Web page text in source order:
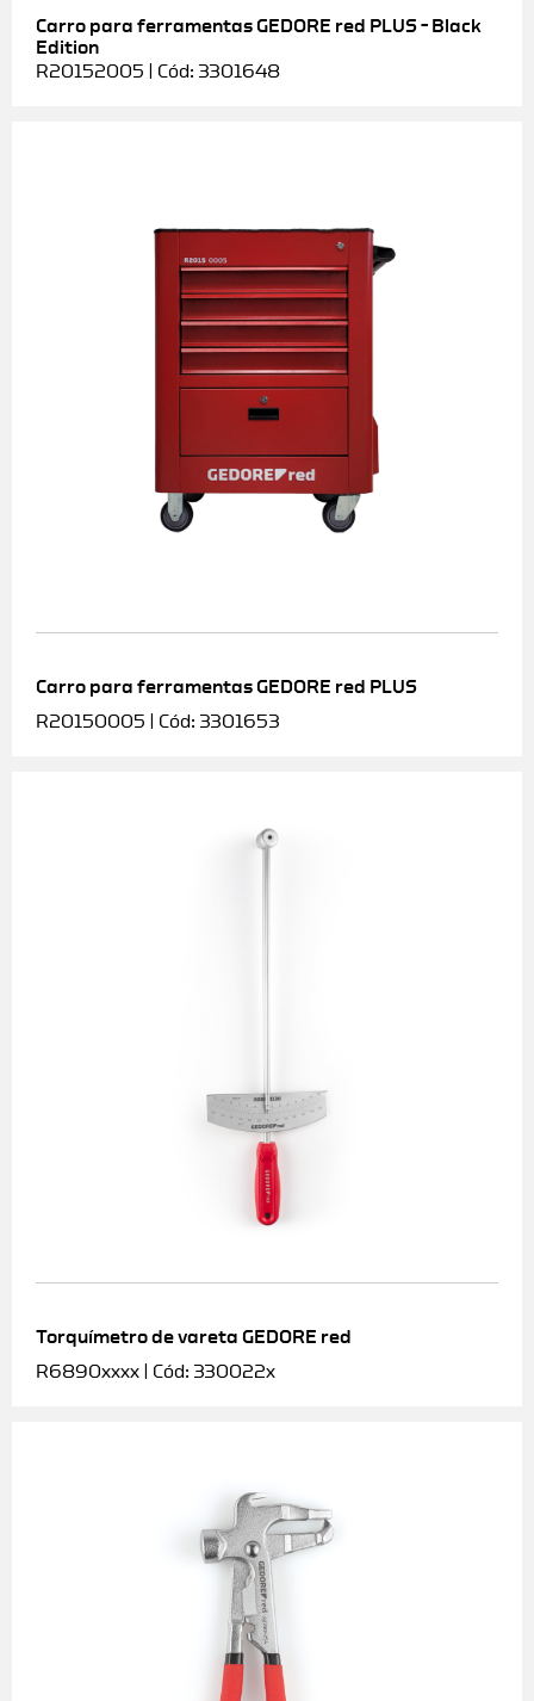
Carro para ferramentas GEDORE red PLUS – Black
Edition
R20152005 | Cód: 3301648
Carro para ferramentas GEDORE red PLUS
R20150005 | Cód: 3301653
Torquímetro de vareta GEDORE red
R6890xxxx | Cód: 330022x